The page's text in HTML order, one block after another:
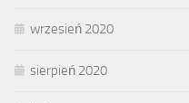
wrzesień 2020
sierpień 2020